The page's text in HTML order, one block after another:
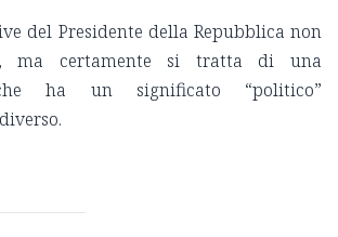
del Presidente della Repubblica non
ma certamente si tratta di una
ha un significato “politico”